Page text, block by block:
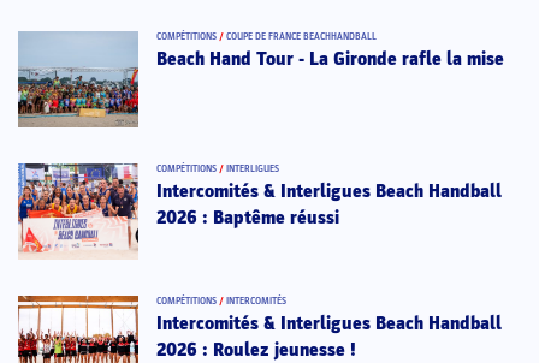
COMPÉTITIONS / COUPE DE FRANCE BEACHHANDBALL
Beach Hand Tour - La Gironde rafle la mise
COMPÉTITIONS / INTERLIGUES
Intercomités & Interligues Beach Handball
2026 : Baptême réussi
COMPÉTITIONS / INTERCOMITÉS
Intercomités & Interligues Beach Handball
2026 : Roulez jeunesse !